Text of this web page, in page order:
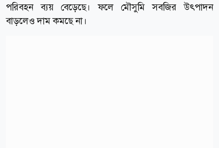
পরিবহন ব্যয় বেড়েছে। ফলে মৌসুমি সবজির উৎপাদন
বাড়লেও দাম কমছে না।